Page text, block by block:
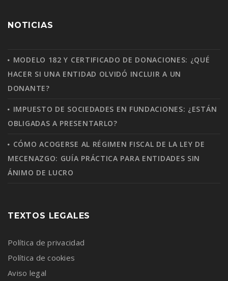
NOTICIAS
MODELO 182 Y CERTIFICADO DE DONACIONES: ¿QUÉ
HACER SI UNA ENTIDAD OLVIDÓ INCLUIR A UN
DONANTE?
IMPUESTO DE SOCIEDADES EN FUNDACIONES: ¿ESTÁN
OBLIGADAS A PRESENTARLO?
CÓMO ACOGERSE AL RÉGIMEN FISCAL DE LA LEY DE
MECENAZGO: GUÍA PRÁCTICA PARA ENTIDADES SIN
ÁNIMO DE LUCRO
TEXTOS LEGALES
Política de privacidad
Política de cookies
Aviso legal